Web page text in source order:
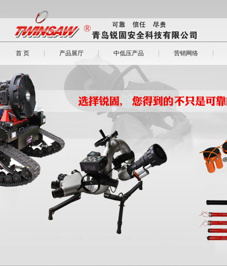
首 页 产品展厅 中低压产品 营销网络